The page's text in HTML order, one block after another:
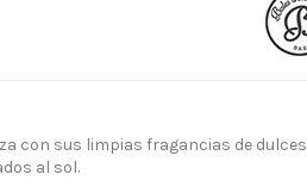
con sus limpias fragancias de dulces
al sol.